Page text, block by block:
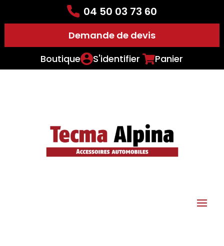
04 50 03 73 60
Demande de devis
Boutique
S'identifier Panier